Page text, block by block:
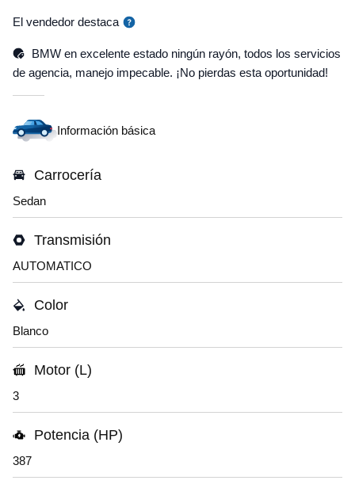
El vendedor destaca
BMW en excelente estado ningún rayón, todos los servicios
de agencia, manejo impecable. ¡No pierdas esta oportunidad!
Información básica
Carrocería
Sedan
Transmisión
AUTOMATICO
Color
Blanco
Motor (L)
3
Potencia (HP)
387